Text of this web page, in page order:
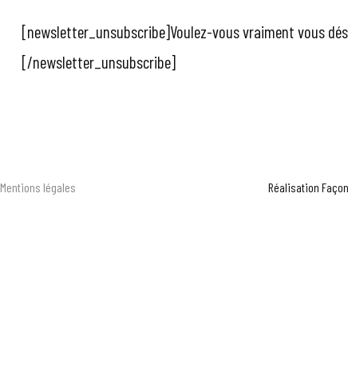
[newsletter_unsubscribe]Voulez-vous vraiment vous
[/newsletter_unsubscribe]
Mentions légales Réalisation